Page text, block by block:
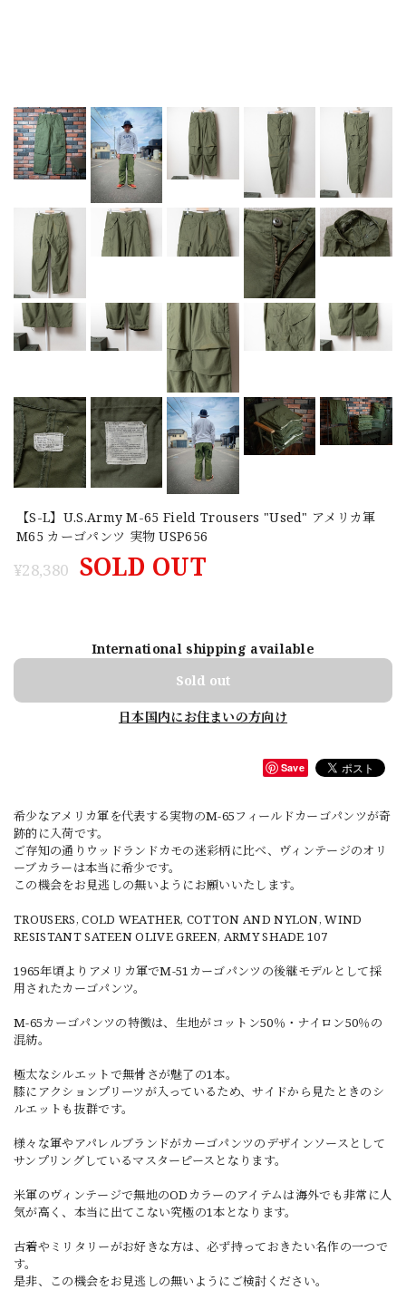
【S-L】U.S.Army M-65 Field Trousers "Used" アメリカ軍
M65 カーゴパンツ 実物 USP656
¥28,380 SOLD OUT
International shipping available
Sold out
日本国内にお住まいの方向け
Save
希少なアメリカ軍を代表する実物のM-65フィールドカーゴパンツが奇
跡的に入荷です。
ご存知の通りウッドランドカモの迷彩柄に比べ、ヴィンテージのオリ
ーブカラーは本当に希少です。
この機会をお見逃しの無いようにお願いいたします。
TROUSERS, COLD WEATHER, COTTON AND NYLON, WIND
RESISTANT SATEEN OLIVE GREEN, ARMY SHADE 107
1965年頃よりアメリカ軍でM-51カーゴパンツの後継モデルとして採
用されたカーゴパンツ。
M-65カーゴパンツの特徴は、生地がコットン50％・ナイロン50％の
混紡。
極太なシルエットで無骨さが魅了の1本。
膝にアクションプリーツが入っているため、サイドから見たときのシ
ルエットも抜群です。
様々な軍やアパレルブランドがカーゴパンツのデザインソースとして
サンプリングしているマスターピースとなります。
米軍のヴィンテージで無地のODカラーのアイテムは海外でも非常に人
気が高く、本当に出てこない究極の1本となります。
古着やミリタリーがお好きな方は、必ず持っておきたい名作の一つで
す。
是非、この機会をお見逃しの無いようにご検討ください。